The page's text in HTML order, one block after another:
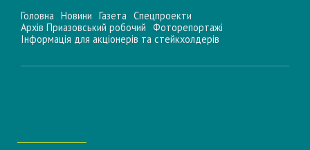
Головна Новини Газета Спецпроекти
Архів Приазовський робочий Фоторепортажі
Інформацiя для акцiонерiв та стейкхолдерiв